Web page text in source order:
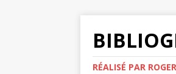
RÉALISÉ PAR